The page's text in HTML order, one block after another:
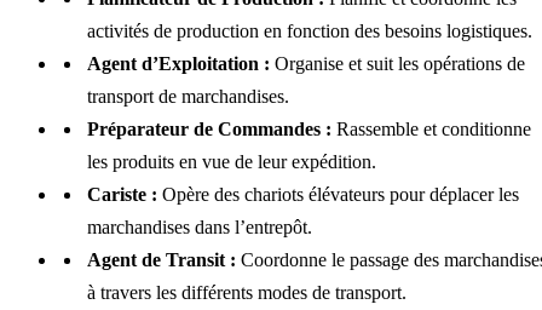
activités de production en fonction des besoins logistiques.
Agent d’Exploitation : Organise et suit les opérations de
transport de marchandises.
Préparateur de Commandes : Rassemble et conditionne
les produits en vue de leur expédition.
Cariste : Opère des chariots élévateurs pour déplacer les
marchandises dans l’entrepôt.
Agent de Transit : Coordonne le passage des
à travers les différents modes de transport.